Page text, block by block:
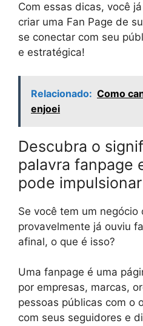
Com essas dicas, você
criar uma Fan Page de
se conectar com seu
e estratégica!
Relacionado: Como
enjoei
Descubra o
palavra fanpage
pode
Se você tem um negócio
provavelmente já ouviu
afinal, o que é isso?
Uma fanpage é uma
por empresas, marcas,
pessoas públicas com o
com seus seguidores e